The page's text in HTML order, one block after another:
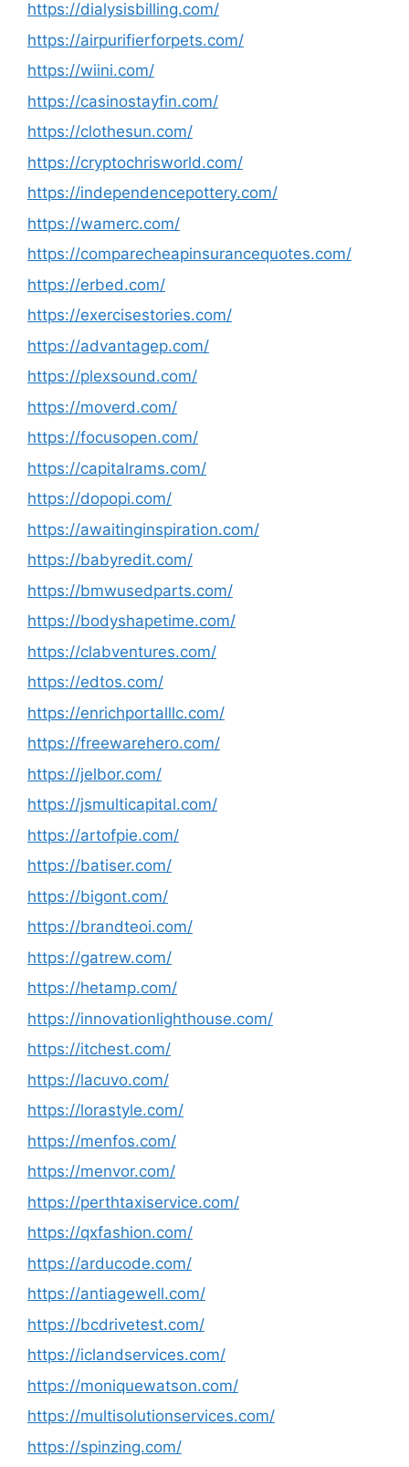
https://dialysisbilling.com/
https://airpurifierforpets.com/
https://wiini.com/
https://casinostayfin.com/
https://clothesun.com/
https://cryptochrisworld.com/
https://independencepottery.com/
https://wamerc.com/
https://comparecheapinsurancequotes.com/
https://erbed.com/
https://exercisestories.com/
https://advantagep.com/
https://plexsound.com/
https://moverd.com/
https://focusopen.com/
https://capitalrams.com/
https://dopopi.com/
https://awaitinginspiration.com/
https://babyredit.com/
https://bmwusedparts.com/
https://bodyshapetime.com/
https://clabventures.com/
https://edtos.com/
https://enrichportalllc.com/
https://freewarehero.com/
https://jelbor.com/
https://jsmulticapital.com/
https://artofpie.com/
https://batiser.com/
https://bigont.com/
https://brandteoi.com/
https://gatrew.com/
https://hetamp.com/
https://innovationlighthouse.com/
https://itchest.com/
https://lacuvo.com/
https://lorastyle.com/
https://menfos.com/
https://menvor.com/
https://perthtaxiservice.com/
https://qxfashion.com/
https://arducode.com/
https://antiagewell.com/
https://bcdrivetest.com/
https://iclandservices.com/
https://moniquewatson.com/
https://multisolutionservices.com/
https://spinzing.com/